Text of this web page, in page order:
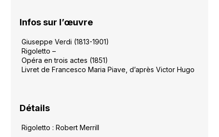
Infos sur l’œuvre
Giuseppe Verdi (1813-1901)
Rigoletto –
Opéra en trois actes (1851)
Livret de Francesco Maria Piave, d’après Victor Hugo
Détails
Rigoletto : Robert Merrill